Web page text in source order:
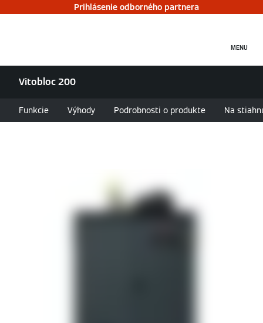
Prihlásenie odborného partnera
MENU
Vitobloc 200
Funkcie Výhody Podrobnosti o produkte Na